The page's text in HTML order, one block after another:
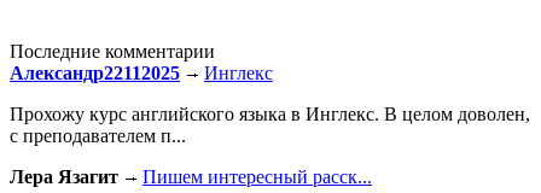
Последние комментарии
Александр22112025
Инглекс
Прохожу курс английского языка в Инглекс. В целом доволен,
с преподавателем п...
Лера Язагит
Пишем интересный расск...